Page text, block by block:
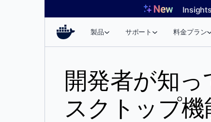
製品 サポート 料金プラン
開発者が知
スクトップ